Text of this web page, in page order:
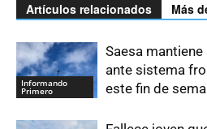
Artículos relacionados Más
Informando
Primero
Saesa
ante sistema
este fin de